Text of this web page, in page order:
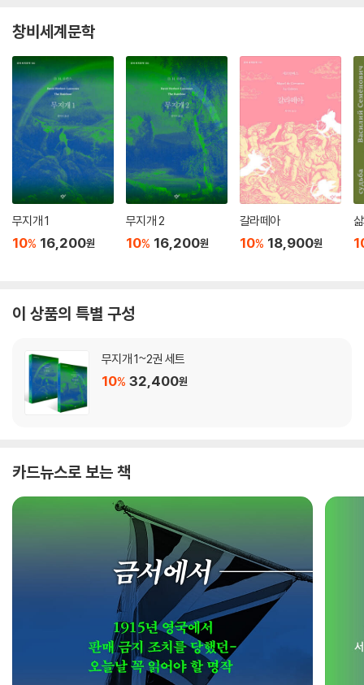
창비세계문학
무지개 1
10% 16,200원
무지개 2
10% 16,200원
갈라떼아
10% 18,900원
이 상품의 특별 구성
무지개 1~2권 세트
10% 32,400원
카드뉴스로 보는 책